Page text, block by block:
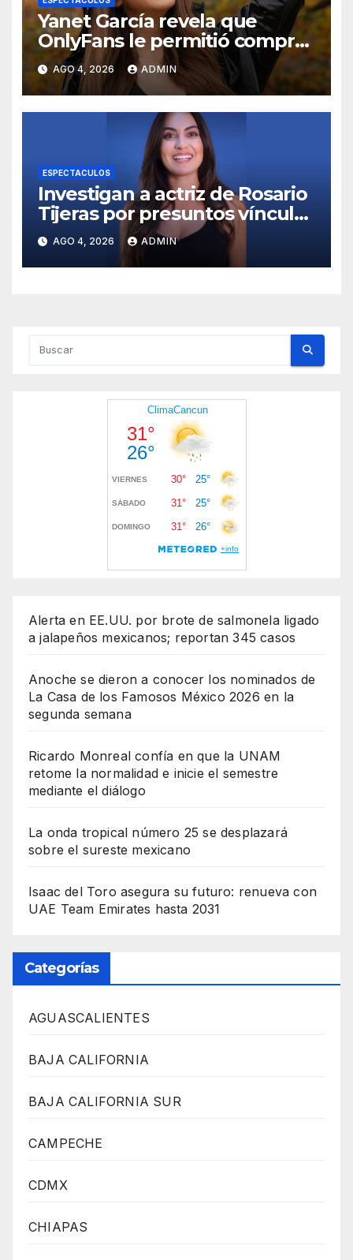
Yanet García revela que
OnlyFans le permitió comprar
un departamento en
Manhattan
AGO 4, 2026 ADMIN
ESPECTACULOS
Investigan a actriz de Rosario
Tijeras por presuntos vínculos
con red de huachicol fiscal
AGO 4, 2026 ADMIN
Alerta en EE.UU. por brote de salmonela ligado
a jalapeños mexicanos; reportan 345 casos
Anoche se dieron a conocer los nominados de
La Casa de los Famosos México 2026 en la
segunda semana
Ricardo Monreal confía en que la UNAM
retome la normalidad e inicie el semestre
mediante el diálogo
La onda tropical número 25 se desplazará
sobre el sureste mexicano
Isaac del Toro asegura su futuro: renueva con
UAE Team Emirates hasta 2031
Categorías
AGUASCALIENTES
BAJA CALIFORNIA
BAJA CALIFORNIA SUR
CAMPECHE
CDMX
CHIAPAS